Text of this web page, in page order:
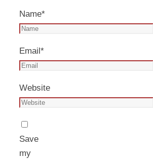
Name*
Email*
Website
Save
my